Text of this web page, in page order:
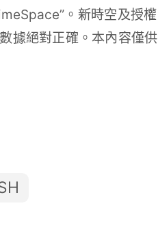
”。新時空及授
據絕對正確。本內容僅